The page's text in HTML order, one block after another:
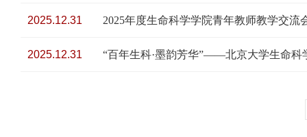
2025.12.31 2025年度生命科学学院青年教师教学交流
2025.12.31 “百年生科·墨韵芳华”——北京大学生命科